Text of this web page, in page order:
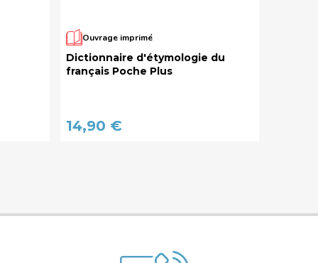
Ouvrage imprimé
Dictionnaire d'étymologie du
français Poche Plus
14,90 €